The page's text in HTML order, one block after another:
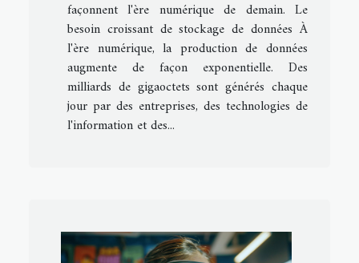
façonnent l'ère numérique de demain. Le
besoin croissant de stockage de données À
l'ère numérique, la production de données
augmente de façon exponentielle. Des
milliards de gigaoctets sont générés chaque
jour par des entreprises, des technologies de
l'information et des...